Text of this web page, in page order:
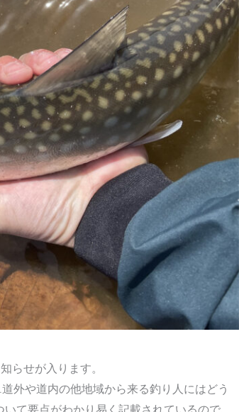
らせが入ります。
外や道内の他地域から来る釣り人にはどう